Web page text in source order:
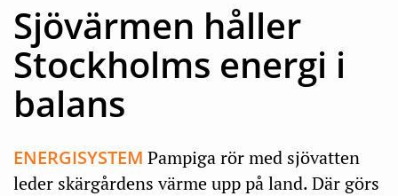
Sjövärmen håller
Stockholms energi i
balans
ENERGISYSTEM Pampiga rör med sjövatten
leder skärgårdens värme upp på land. Där görs